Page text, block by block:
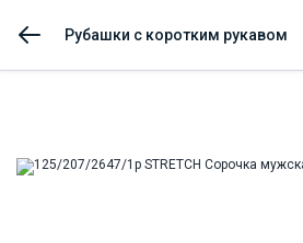
Рубашки с коротким рукавом